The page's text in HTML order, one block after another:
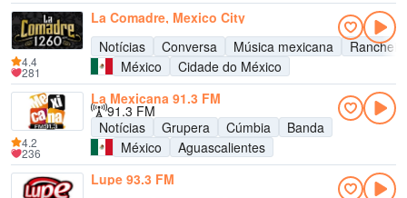
La Comadre, Mexico City
Notícias
Conversa Música mexicana
México
Cidade do México
4.4
281
La Mexicana 91.3 FM
91.3 FM
Notícias
Grupera Cúmbia
Banda
México
Aguascalientes
4.2
236
Lupe 93.3 FM